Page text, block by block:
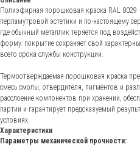
Полиэфирная порошковая краска RAL 8029
перламутровой эстетики и по-настоящему
где обычный металлик теряется под
форму: покрытие сохраняет свой
всего срока службы конструкции.
Термоотверждаемая порошковая краска
смесь смолы, отвердителя, пигментов и
расслоение компонентов при хранении,
партии и гарантирует предсказуемый
условиях.
Характеристики
Параметры механической прочности: